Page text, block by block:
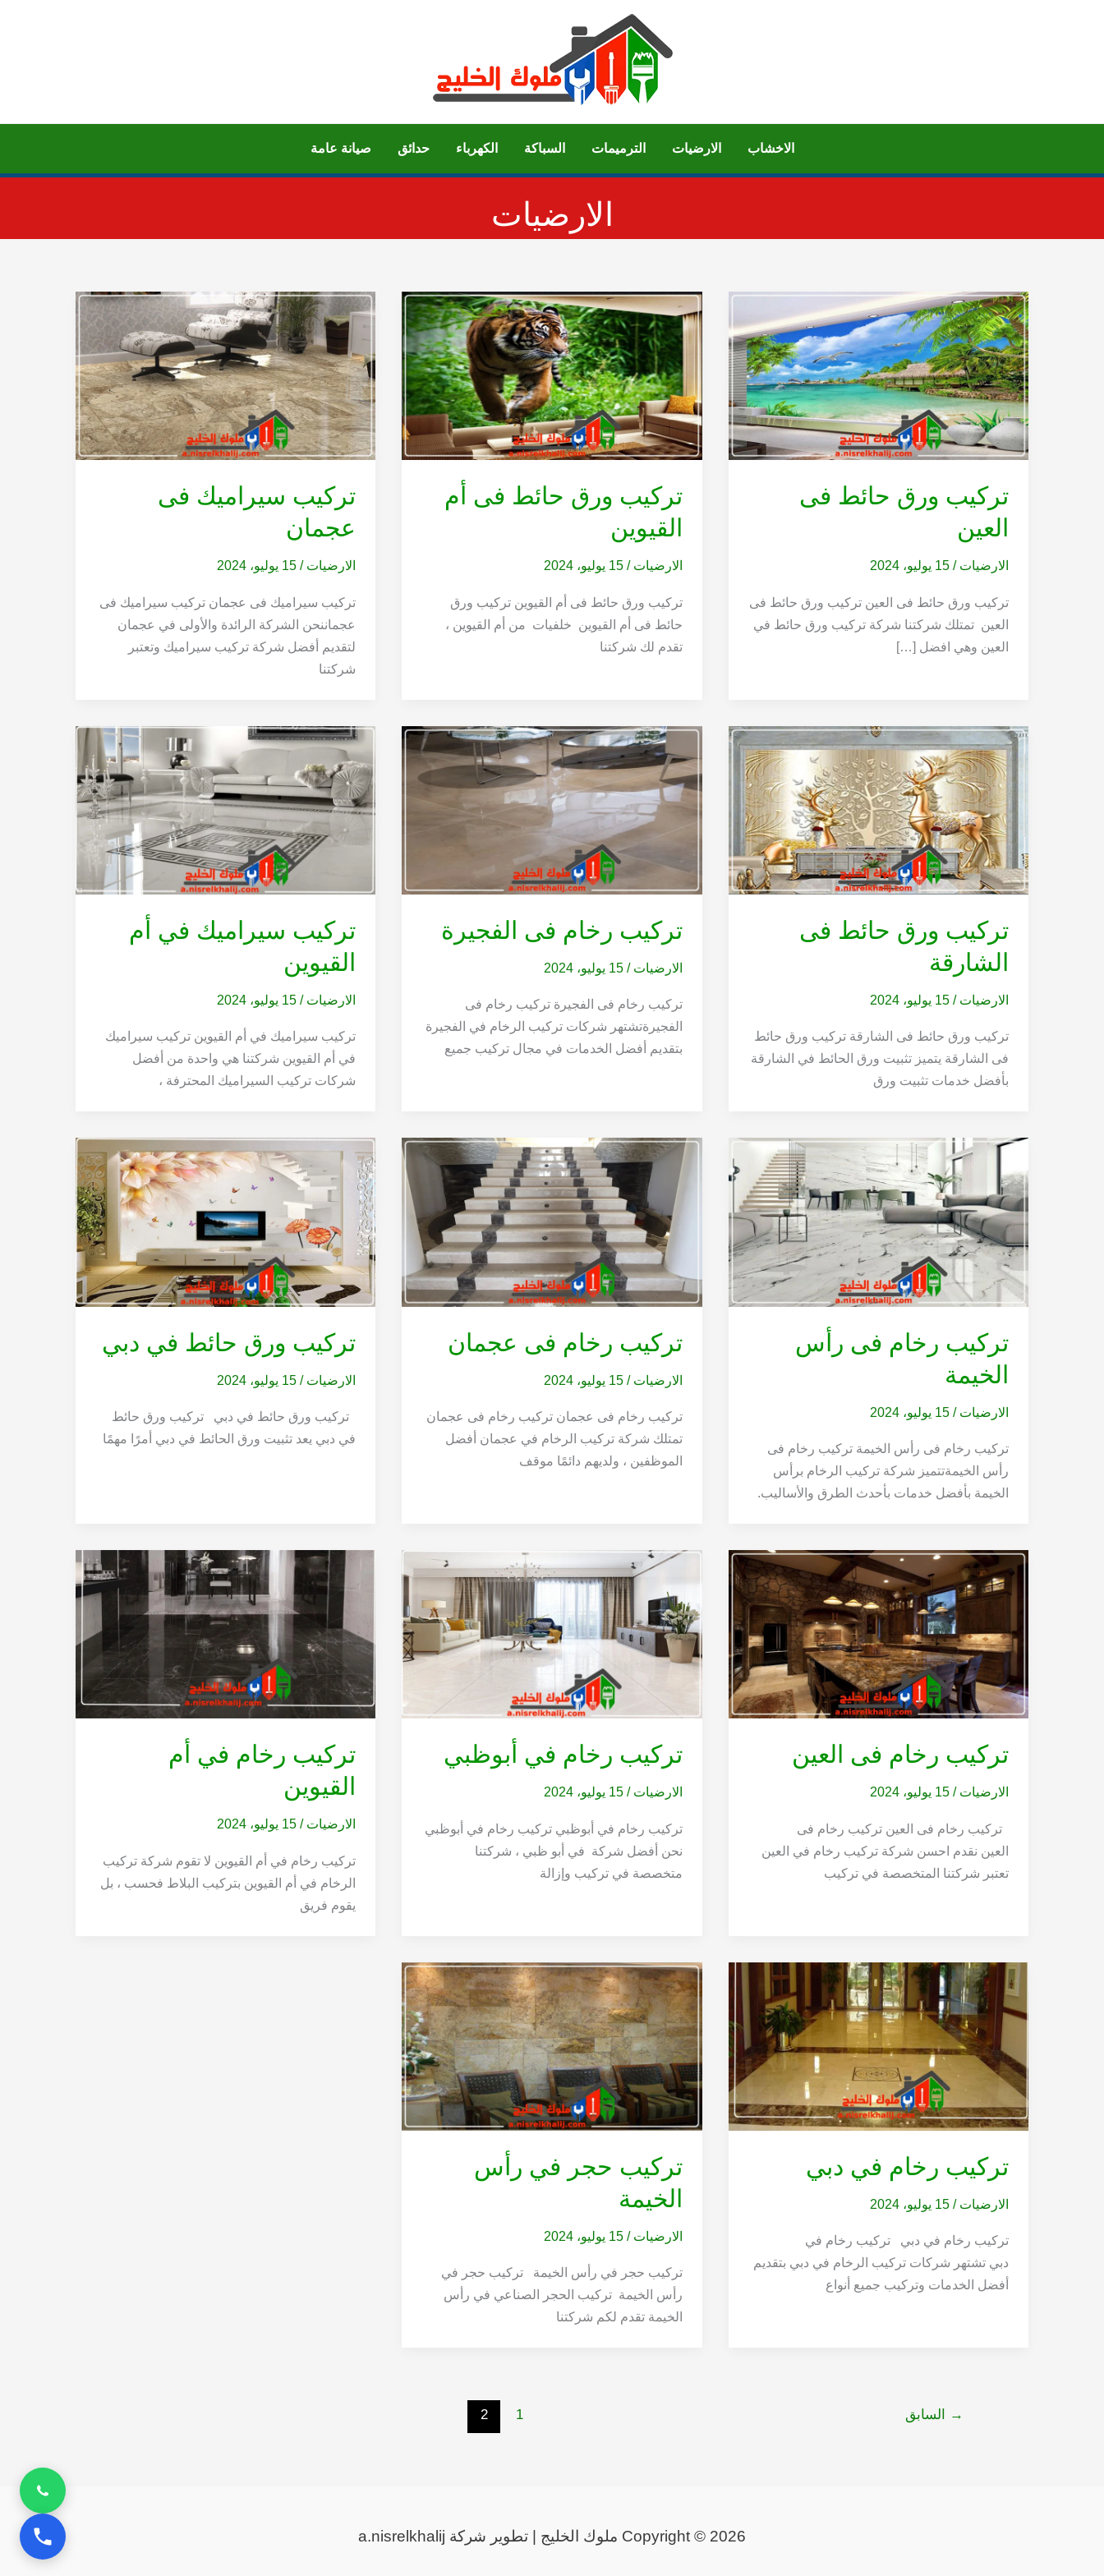
الاخشاب الارضيات الترميمات السباكة الكهرباء حدائق صيانة عامة
الارضيات
تركيب ورق حائط فى
العين
الارضيات / 15 يوليو، 2024
تركيب ورق حائط فى العين تركيب ورق حائط فى
العين تمتلك شركتنا شركة تركيب ورق حائط في
العين وهي افضل […]
تركيب ورق حائط فى أم
القيوين
الارضيات /15 يوليو، 2024
تركيب ورق حائط فى أم القيوين تركيب ورق
حائط فى أم القيوين خلفيات من أم القيوين ،
تقدم لك شركتنا
تركيب سيراميك فى
عجمان
الارضيات / 15 يوليو، 2024
تركيب سيراميك فى عجمان تركيب سيراميك فى
عجماننحن الشركة الرائدة والأولى في عجمان
لتقديم أفضل شركة تركيب سيراميك وتعتبر
شركتنا
تركيب ورق حائط فى
الشارقة
الارضيات / 15 يوليو، 2024
تركيب ورق حائط فى الشارقة تركيب ورق حائط
فى الشارقة يتميز تثبيت ورق الحائط في الشارقة
بأفضل خدمات تثبيت ورق
تركيب رخام فى الفجيرة
الارضيات /15 يوليو، 2024
تركيب رخام فى الفجيرة تركيب رخام فى
الفجيرةتشتهر شركات تركيب الرخام في الفجيرة
بتقديم أفضل الخدمات في مجال تركيب جميع
تركيب سيراميك في أم
القيوين
الارضيات / 15 يوليو، 2024
تركيب سيراميك في أم القيوين تركيب سيراميك
في أم القيوين شركتنا هي واحدة من أفضل
شركات تركيب السيراميك المحترفة ،
تركيب رخام فى رأس
الخيمة
الارضيات / 15 يوليو، 2024
تركيب رخام فى رأس الخيمة تركيب رخام فى
رأس الخيمةتتميز شركة تركيب الرخام برأس
الخيمة بأفضل خدمات بأحدث الطرق والأساليب.
تركيب رخام فى عجمان
الارضيات /15 يوليو، 2024
تركيب رخام فى عجمان تركيب رخام فى عجمان
تمتلك شركة تركيب الرخام في عجمان أفضل
الموظفين ، ولديهم دائمًا موقف
تركيب ورق حائط في دبي
الارضيات / 15 يوليو، 2024
تركيب ورق حائط في دبي تركيب ورق حائط
في دبي يعد تثبيت ورق الحائط في دبي أمرًا مهمًا
تركيب رخام فى العين
الارضيات / 15 يوليو، 2024
تركيب رخام فى العين تركيب رخام فى
العين نقدم احسن شركة تركيب رخام في العين
تعتبر شركتنا المتخصصة في تركيب
تركيب رخام في أبوظبي
الارضيات /15 يوليو، 2024
تركيب رخام في أبوظبي تركيب رخام في أبوظبي
نحن أفضل شركة في أبو ظبي ، شركتنا
متخصصة في تركيب وإزالة
تركيب رخام في أم
القيوين
الارضيات / 15 يوليو، 2024
تركيب رخام في أم القيوين لا تقوم شركة تركيب
الرخام في أم القيوين بتركيب البلاط فحسب ، بل
يقوم فريق
تركيب رخام في دبي
الارضيات / 15 يوليو، 2024
تركيب رخام في دبي تركيب رخام في
دبي تشتهر شركات تركيب الرخام في دبي بتقديم
أفضل الخدمات وتركيب جميع أنواع
تركيب حجر في رأس
الخيمة
الارضيات /15 يوليو، 2024
تركيب حجر في رأس الخيمة تركيب حجر في
رأس الخيمة تركيب الحجر الصناعي في رأس
الخيمة تقدم لكم شركتنا
→ السابق 1
2
Copyright © 2026 ملوك الخليج | تطوير شركة a.nisrelkhalij